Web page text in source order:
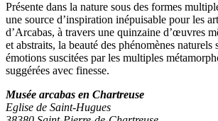
Présente dans la nature sous des formes
une source d’inspiration inépuisable pour les
d’Arcabas, à travers une quinzaine d’œuvres
et abstraits, la beauté des phénomènes naturels
émotions suscitées par les multiples
suggérées avec finesse.
Musée arcabas en Chartreuse
Eglise de Saint-Hugues